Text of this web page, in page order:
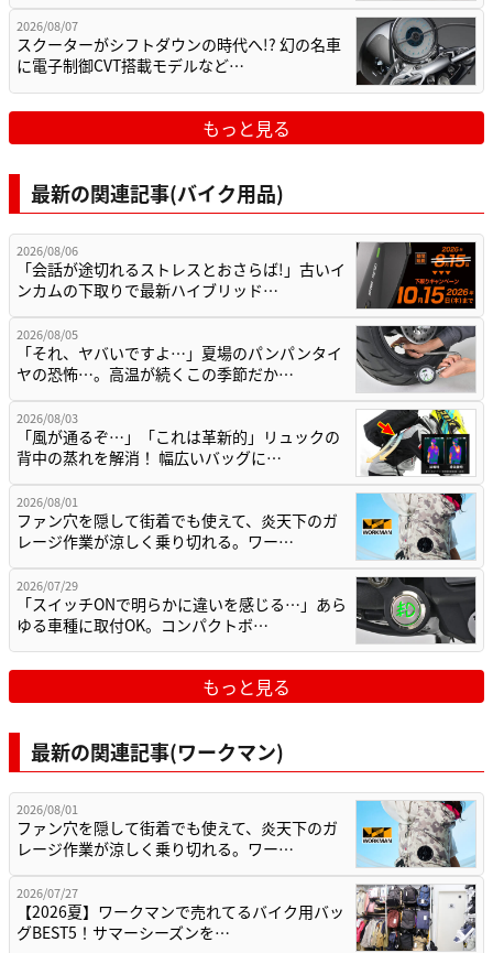
2026/08/07
スクーターがシフトダウンの時代へ!? 幻の名車
に電子制御CVT搭載モデルなど…
もっと見る
最新の関連記事(バイク用品)
2026/08/06
「会話が途切れるストレスとおさらば!」古いイ
ンカムの下取りで最新ハイブリッド…
2026/08/05
「それ、ヤバいですよ…」夏場のパンパンタイ
ヤの恐怖…。高温が続くこの季節だか…
2026/08/03
「風が通るぞ…」「これは革新的」リュックの
背中の蒸れを解消！ 幅広いバッグに…
2026/08/01
ファン穴を隠して街着でも使えて、炎天下のガ
レージ作業が涼しく乗り切れる。ワー…
2026/07/29
「スイッチONで明らかに違いを感じる…」あら
ゆる車種に取付OK。コンパクトボ…
もっと見る
最新の関連記事(ワークマン)
2026/08/01
ファン穴を隠して街着でも使えて、炎天下のガ
レージ作業が涼しく乗り切れる。ワー…
2026/07/27
【2026夏】ワークマンで売れてるバイク用バッ
グBEST5！サマーシーズンを…